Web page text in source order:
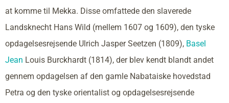
at komme til Mekka. Disse omfattede den slaverede
Landsknecht Hans Wild (mellem 1607 og 1609), den tyske
opdagelsesrejsende Ulrich Jasper Seetzen (1809), Basel
Jean Louis Burckhardt (1814), der blev kendt blandt andet
gennem opdagelsen af den gamle Nabataiske hovedstad
Petra og den tyske orientalist og opdagelsesrejsende